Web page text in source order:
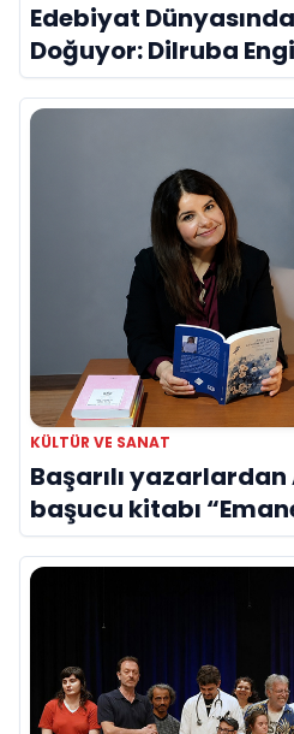
Edebiyat
Doğuyor: Dilruba
Evreni ‘AVENOİR’
KÜLTÜR VE SANAT
Başarılı
başucu kitabı
yerini aldı